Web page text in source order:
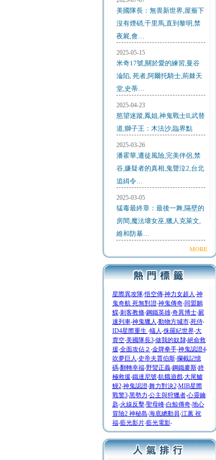
美國隊長：無畏新世界,屋簷下
沒有煙硝,千里馬,直到黎明,禁
夜屍,會…
2025-05-15
米奇17號,關於愛的練習,曼谷
淪陷, 死者,阿爾托騎士,荊棘天
堂,史蒂…
2025-04-23
慾望迷蹤,鳳姐,神鬼戰士II,武替
道,獅子王：木法沙,臨界點
2025-03-26
潘霍華,遷徒風險,完美伴侶,禁
谷,嫌疑者的真相,鬼聲泣2,台北
追緝令…
2025-03-05
猛毒最終章：最後一舞,隔壁的
房間,魔法壞女巫,獵人克萊文,
維和防暴…
MORE
星際異攻隊‧悟空傳‧神力女超人 ‧神
鬼奇航 死無對證‧神鬼傳奇‧同盟鶼
鰈‧刺客教條‧鋼鐵英雄‧奇異博士‧屍
速列車‧神鬼獵人 ‧動物方城市‧死侍‧
ID4星際重生 ‧蟻人 ‧侏羅紀世界‧大
賣空‧美國隊長3‧做我的奴隸‧絕命救
援‧全面攻佔２ ‧金牌拳手‧神鬼認證4‧
吹夢巨人 ‧史帝夫賈伯斯‧攔截記憶
碼‧翻轉幸福‧野蠻正義‧鋼鐵麥斯‧終
極救援‧鐵達尼號‧飢餓遊戲‧大尾鱸
鰻2‧神鬼認證‧舞力對決2‧MIB星際
戰警3‧黑勢力‧公主與狩獵者‧心靈鑰
匙‧火線反擊‧聖母峰‧白鯨傳奇‧地心
冒險2 神秘島‧海底總動員‧江蕙 祝
福‧藍光影片‧藍光電影‧